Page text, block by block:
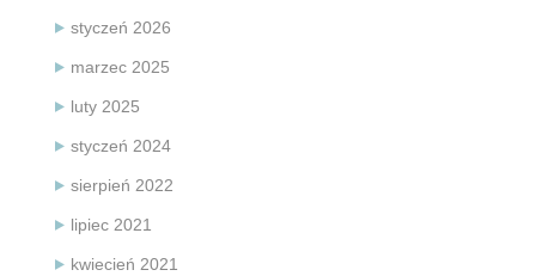
styczeń 2026
marzec 2025
luty 2025
styczeń 2024
sierpień 2022
lipiec 2021
kwiecień 2021